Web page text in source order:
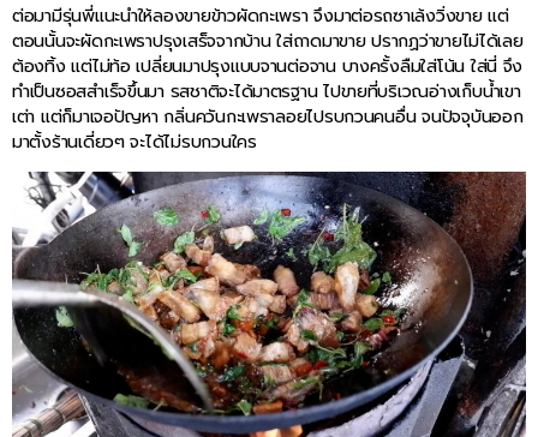
ต่อมามีรุ่นพี่แนะนำให้ลองขายข้าวผัดกะเพรา จึงมาต่อรถซาเล้งวิ่งขาย แต่
ตอนนั้นจะผัดกะเพราปรุงเสร็จจากบ้าน ใส่ถาดมาขาย ปรากฏว่าขายไม่ได้เลย
ต้องทิ้ง แต่ไม่ท้อ เปลี่ยนมาปรุงแบบจานต่อจาน บางครั้งลืมใส่โน้น ใส่นี่ จึง
ทำเป็นซอสสำเร็จขึ้นมา รสชาติจะได้มาตรฐาน ไปขายที่บริเวณอ่างเก็บน้ำเขา
เต่า แต่ก็มาเจอปัญหา กลิ่นควันกะเพราลอยไปรบกวนคนอื่น จนปัจจุบันออก
มาตั้งร้านเดี่ยวๆ จะได้ไม่รบกวนใคร